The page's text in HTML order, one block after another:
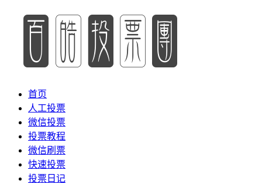
首页
人工投票
微信投票
投票教程
微信刷票
快速投票
投票日记